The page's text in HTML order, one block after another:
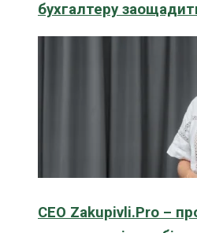
бухгалтеру
CEO Zakupivli.Pro –